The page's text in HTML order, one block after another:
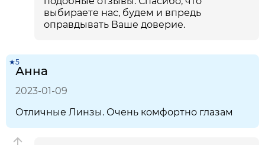
выбираете нас, будем и впредь
оправдывать Ваше доверие.
★5
Анна
2023-01-09
Отличные Линзы. Очень комфортно глазам